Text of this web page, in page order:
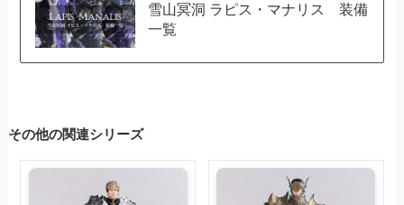
雪山冥洞 ラピス・マナリス 装備
一覧
その他の関連シリーズ